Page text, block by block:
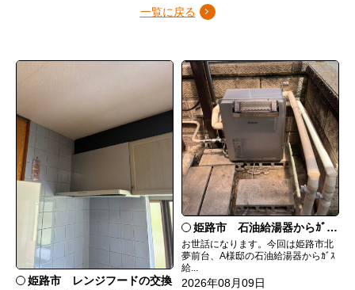
一覧に戻る
姫路市 レンジフードの交換
姫路市 石油給湯器からｶﾞｽ給湯器へ取替
お世話になります。今回は姫路市北
夢前台、A様邸の石油給湯器からｶﾞｽ
給...
2026年08月09日